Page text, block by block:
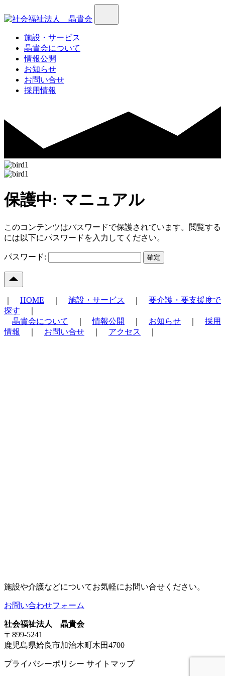
施設・サービス
晶貴会について
情報公開
お知らせ
お問い合せ
採用情報
保護中: マニュアル
このコンテンツはパスワードで保護されています。閲覧する
には以下にパスワードを入力してください。
パスワード:
HOME 施設・サービス
要介護・要支援度で
探す
晶貴会について
｜情報公開 お知らせ
採用
情報
お問い合せ アクセス
施設や介護などについてお気軽にお問い合せください。
お問い合わせフォーム
社会福祉法人 晶貴会
〒899-5241
鹿児島県姶良市加治木町木田4700
プライバシーポリシー サイトマップ